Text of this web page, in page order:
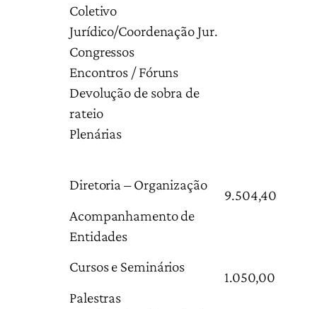
Coletivo
Jurídico/Coordenação Jur.
Congressos
Encontros / Fóruns
Devolução de sobra de
rateio
Plenárias
Diretoria – Organização
9.504,40
Acompanhamento de
Entidades
Cursos e Seminários
1.050,00
Palestras